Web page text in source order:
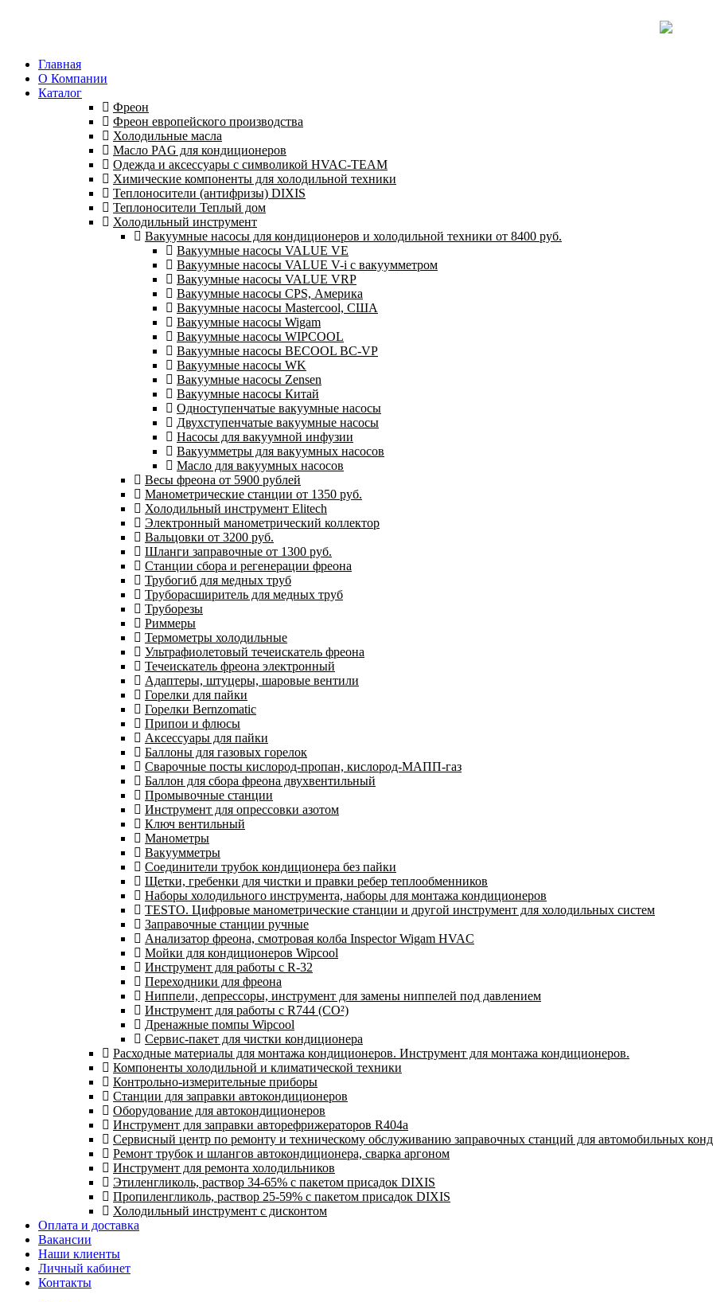
Главная
О Компании
Каталог
Фреон
Фреон европейского производства
Холодильные масла
Масло PAG для кондиционеров
Одежда и аксессуары с символикой HVAC-TEAM
Химические компоненты для холодильной техники
Теплоносители (антифризы) DIXIS
Теплоносители Теплый дом
Холодильный инструмент
Вакуумные насосы для кондиционеров и холодильной техники от 8400 руб.
Вакуумные насосы VALUE VE
Вакуумные насосы VALUE V-i с вакуумметром
Вакуумные насосы VALUE VRP
Вакуумные насосы CPS, Америка
Вакуумные насосы Mastercool, США
Вакуумные насосы Wigam
Вакуумные насосы WIPCOOL
Вакуумные насосы BECOOL BC-VP
Вакуумные насосы WK
Вакуумные насосы Zensen
Вакуумные насосы Китай
Одноступенчатые вакуумные насосы
Двухступенчатые вакуумные насосы
Насосы для вакуумной инфузии
Вакуумметры для вакуумных насосов
Масло для вакуумных насосов
Весы фреона от 5900 рублей
Манометрические станции от 1350 руб.
Холодильный инструмент Elitech
Электронный манометрический коллектор
Вальцовки от 3200 руб.
Шланги заправочные от 1300 руб.
Станции сбора и регенерации фреона
Трубогиб для медных труб
Труборасширитель для медных труб
Труборезы
Риммеры
Термометры холодильные
Ультрафиолетовый течеискатель фреона
Течеискатель фреона электронный
Адаптеры, штуцеры, шаровые вентили
Горелки для пайки
Горелки Bernzomatic
Припои и флюсы
Аксессуары для пайки
Баллоны для газовых горелок
Сварочные посты кислород-пропан, кислород-МАПП-газ
Баллон для сбора фреона двухвентильный
Промывочные станции
Инструмент для опрессовки азотом
Ключ вентильный
Манометры
Вакуумметры
Соединители трубок кондиционера без пайки
Щетки, гребенки для чистки и правки ребер теплообменников
Наборы холодильного инструмента, наборы для монтажа кондиционеров
TESTO. Цифровые манометрические станции и другой инструмент для холодильных систем
Заправочные станции ручные
Анализатор фреона, смотровая колба Inspector Wigam HVAC
Мойки для кондиционеров Wipcool
Инструмент для работы с R-32
Переходники для фреона
Ниппели, депрессоры, инструмент для замены ниппелей под давлением
Инструмент для работы с R744 (CO²)
Дренажные помпы Wipcool
Сервис-пакет для чистки кондиционера
Расходные материалы для монтажа кондиционеров. Инструмент для монтажа кондиционеров.
Компоненты холодильной и климатической техники
Контрольно-измерительные приборы
Станции для заправки автокондиционеров
Оборудование для автокондиционеров
Инструмент для заправки авторефрижераторов R404a
Сервисный центр по ремонту и техническому обслуживанию заправочных станций для автомобильных
Ремонт трубок и шлангов автокондиционера, сварка аргоном
Инструмент для ремонта холодильников
Этиленгликоль, раствор 34-65% с пакетом присадок DIXIS
Пропиленгликоль, раствор 25-59% с пакетом присадок DIXIS
Холодильный инструмент с дисконтом
Оплата и доставка
Вакансии
Наши клиенты
Личный кабинет
Контакты